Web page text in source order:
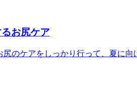
お尻ケア
のケアをしっかり行って、夏に